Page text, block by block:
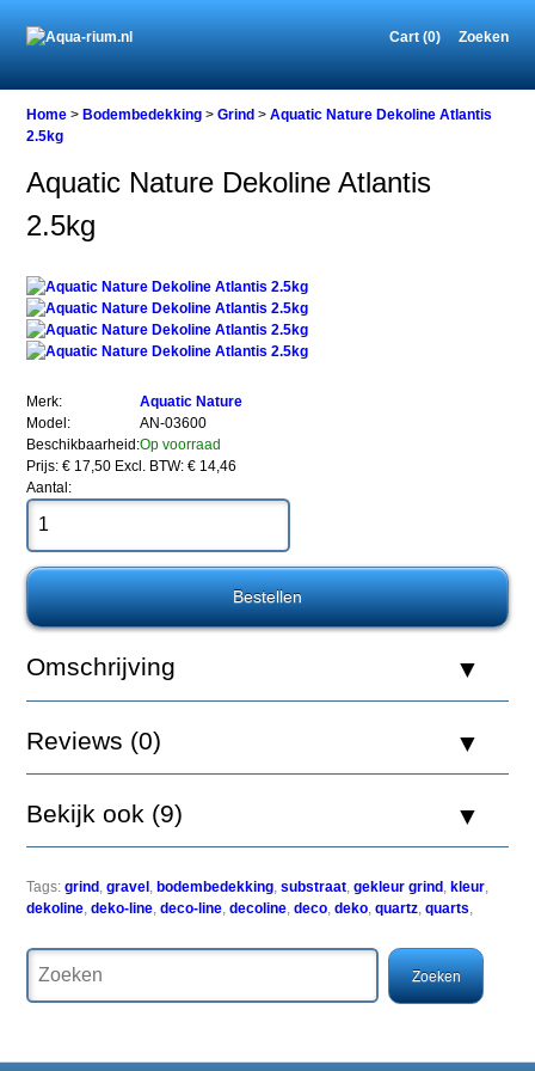
Cart (0) Zoeken
Home
Bodembedekking
Grind
Aquatic
Dekoline
Atlantis
2.5kg
Aquatic
Nature
Dekoline
bovenste
laag
van
aquariumbodem
zeer
interessante
van
functionele
Home >Bodembedekking >Grind >Aquatic Nature Dekoline Atlantis
2.5kg
Aquatic Nature Dekoline Atlantis
2.5kg
Merk:
Aquatic Nature
Model:
AN-03600
Beschikbaarheid:Op voorraad
Prijs: € 17,50 Excl. BTW: € 14,46
Aantal:
Omschrijving
Reviews (0)
Bekijk ook (9)
Tags: grind ,gravel , bodembedekking,substraat,gekleur grind , kleur,
dekoline,deko-line,deco-line,decoline,deco,deko,quartz,quarts,